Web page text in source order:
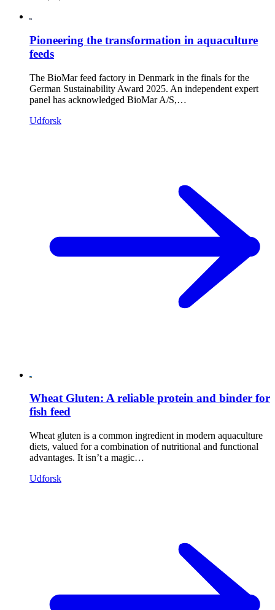
Pioneering the transformation in aquaculture
feeds
The BioMar feed factory in Denmark in the finals for the
German Sustainability Award 2025. An independent expert
panel has acknowledged BioMar A/S,…
Udforsk
Wheat Gluten: A reliable protein and binder for
fish feed
Wheat gluten is a common ingredient in modern aquaculture
diets, valued for a combination of nutritional and functional
advantages. It isn’t a magic…
Udforsk